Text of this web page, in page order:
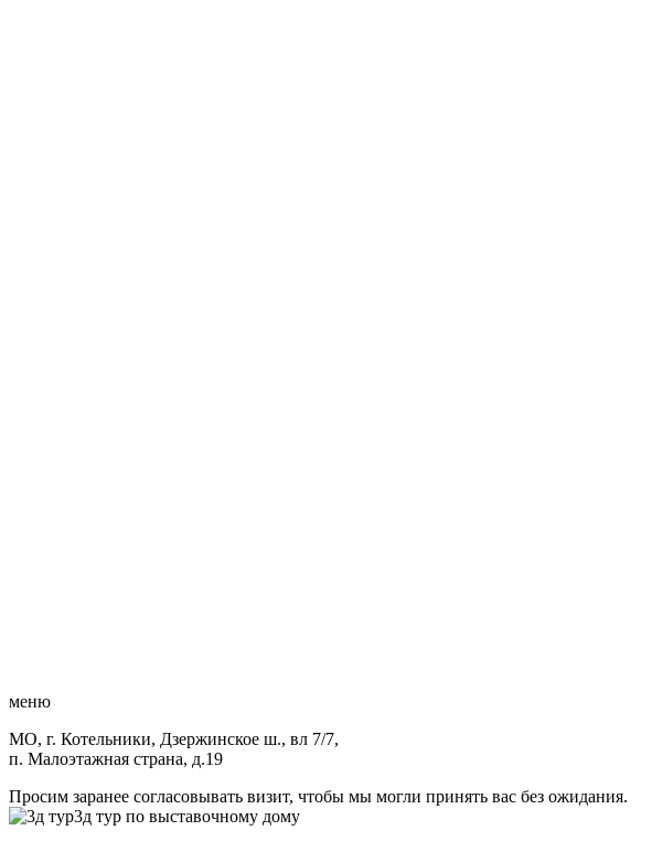
меню
МО, г. Котельники, Дзержинское ш., вл 7/7,
п. Малоэтажная страна, д.19
Просим заранее согласовывать визит, чтобы мы могли принять вас без ожидания.
3д тур по выставочному дому